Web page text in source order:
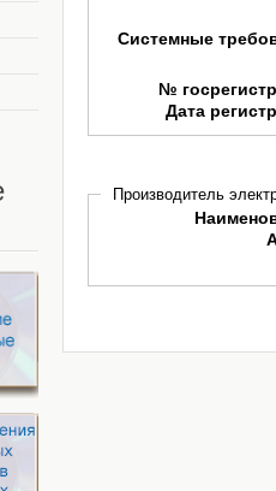
Системные
№
Дата
Производитель